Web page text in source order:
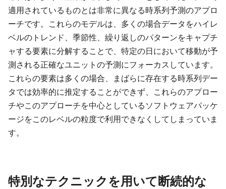
適用されているものとは非常に異なる時系列予測のアプロ
ーチです。これらのモデルは、多くの場合データをハイレ
ベルのトレンド、季節性、繰り返しのパターンをキャプチ
ャする要素に分解することで、特定の日において移動が予
測される正確なユニットの予測にフォーカスしています。
これらの要素は多くの場合、まばらに存在する時系列デー
タでは効率的に推定することができず、これらのアプロー
チやこのアプローチを中心としているソフトウェアパッケ
ージをこのレベルの粒度で利用できなくしてしまっていま
す。
特別なテクニックを用いて断続的な